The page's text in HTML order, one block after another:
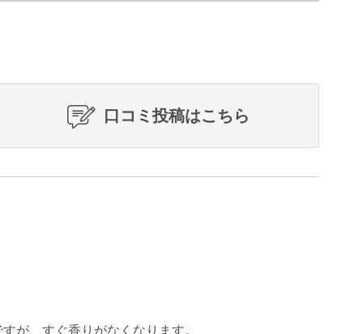
口コミ投稿はこちら
が、すぐ香りがなくなります。